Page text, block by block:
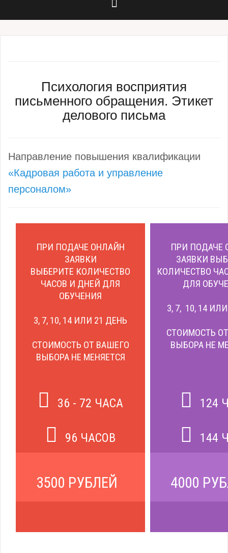
Психология восприятия
письменного обращения. Этикет
делового письма
Направление повышения квалификации
«Кадровая работа и управление
персоналом»
ПРИ ПОДАЧЕ ОНЛАЙН
ЗАЯВКИ
ВЫБЕРИТЕ КОЛИЧЕСТВО
ЧАСОВ И ДНЕЙ ДЛЯ
ОБУЧЕНИЯ
3, 7, 10, 14 ИЛИ 21 ДЕНЬ
СТОИМОСТЬ ОТ ВАШЕГО
ВЫБОРА НЕ МЕНЯЕТСЯ
36 - 72 ЧАСА
96 ЧАСОВ
3500 РУБЛЕЙ
ПРИ ПОДАЧЕ
ЗАЯВКИ
КОЛИЧЕСТВО
ДЛЯ
3, 7, 10, 14
СТОИМОСТЬ
ВЫБОРА НЕ
124
144
4000